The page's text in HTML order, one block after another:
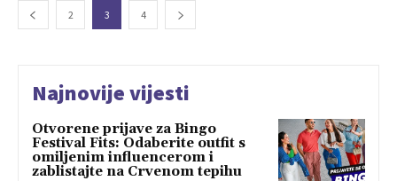
2 3 4
Najnovije vijesti
Otvorene prijave za Bingo
Festival Fits: Odaberite outfit s
omiljenim influencerom i
zablistajte na Crvenom tepihu